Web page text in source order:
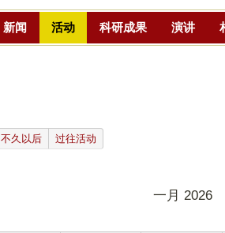
主
新闻 活动 科研成果 演讲
不久以后 过往活动
一月 2026